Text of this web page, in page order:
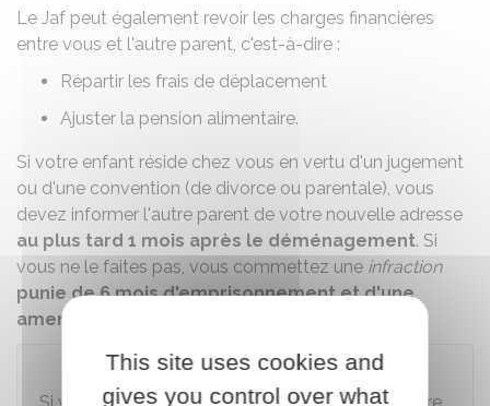
Le Jaf peut également revoir les charges financières
entre vous et l'autre parent, c'est-à-dire :
Répartir les frais de déplacement
Ajuster la pension alimentaire.
Si votre enfant réside chez vous en vertu d'un jugement
ou d'une convention (de divorce ou parentale), vous
devez informer l'autre parent de votre nouvelle adresse
au plus tard 1 mois après le déménagement. Si
vous ne le faites pas, vous commettez une infraction
punie de 6 mois d'emprisonnement et d'une
amende de
À savoir
This site uses cookies and
gives you control over what